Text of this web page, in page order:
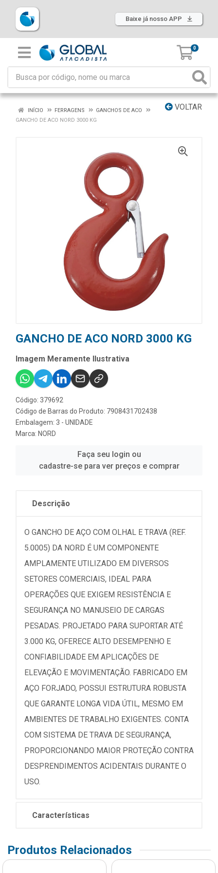
Baixe já nosso APP
0
VOLTAR
INÍCIO FERRAGENS
GANCHOS DE ACO
GANCHO DE ACO NORD 3000 KG
GANCHO DE ACO NORD 3000 KG
Imagem Meramente Ilustrativa
Código: 379692
Código de Barras do Produto: 7908431702438
Embalagem: 3 - UNIDADE
Marca: NORD
Faça seu login ou
cadastre-se para ver preços e comprar
Descrição
O GANCHO DE AÇO COM OLHAL E TRAVA (REF.
5.0005) DA NORD É UM COMPONENTE
AMPLAMENTE UTILIZADO EM DIVERSOS
SETORES COMERCIAIS, IDEAL PARA
OPERAÇÕES QUE EXIGEM RESISTÊNCIA E
SEGURANÇA NO MANUSEIO DE CARGAS
PESADAS. PROJETADO PARA SUPORTAR ATÉ
3.000 KG, OFERECE ALTO DESEMPENHO E
CONFIABILIDADE EM APLICAÇÕES DE
ELEVAÇÃO E MOVIMENTAÇÃO. FABRICADO EM
AÇO FORJADO, POSSUI ESTRUTURA ROBUSTA
QUE GARANTE LONGA VIDA ÚTIL, MESMO EM
AMBIENTES DE TRABALHO EXIGENTES. CONTA
COM SISTEMA DE TRAVA DE SEGURANÇA,
PROPORCIONANDO MAIOR PROTEÇÃO CONTRA
DESPRENDIMENTOS ACIDENTAIS DURANTE O
USO.
Características
Produtos Relacionados